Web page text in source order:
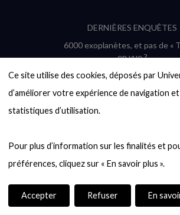
Ce site utilise des cookies, déposés par
d’améliorer votre expérience de navigation et
statistiques d’utilisation.
Pour plus d’information sur les finalités et
Accepter Refuser En
DERNIÈRES ENQUÊTES
6000 exoplanètes, et pas de «
en vue ?
Quel avenir pour les
Un loup préhistorique
désextinction en question
Entre mathématiques et
Évaluer l’intelligence humaine :